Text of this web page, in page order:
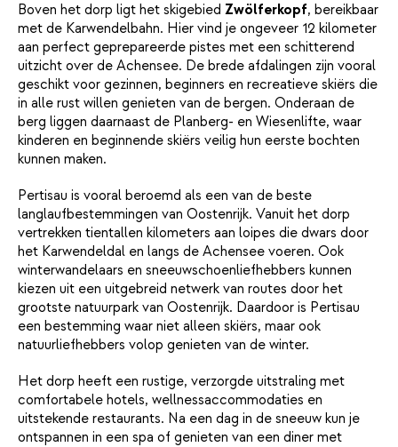
Boven het dorp ligt het skigebied Zwölferkopf, bereikbaar
met de Karwendelbahn. Hier vind je ongeveer 12 kilometer
aan perfect geprepareerde pistes met een schitterend
uitzicht over de Achensee. De brede afdalingen zijn vooral
geschikt voor gezinnen, beginners en recreatieve skiërs die
in alle rust willen genieten van de bergen. Onderaan de
berg liggen daarnaast de Planberg- en Wiesenlifte, waar
kinderen en beginnende skiërs veilig hun eerste bochten
kunnen maken.
Pertisau is vooral beroemd als een van de beste
langlaufbestemmingen van Oostenrijk. Vanuit het dorp
vertrekken tientallen kilometers aan loipes die dwars door
het Karwendeldal en langs de Achensee voeren. Ook
winterwandelaars en sneeuwschoenliefhebbers kunnen
kiezen uit een uitgebreid netwerk van routes door het
grootste natuurpark van Oostenrijk. Daardoor is Pertisau
een bestemming waar niet alleen skiërs, maar ook
natuurliefhebbers volop genieten van de winter.
Het dorp heeft een rustige, verzorgde uitstraling met
comfortabele hotels, wellnessaccommodaties en
uitstekende restaurants. Na een dag in de sneeuw kun je
ontspannen in een spa of genieten van een diner met